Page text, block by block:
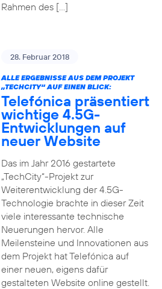
Rahmen des […]
28. Februar 2018
ALLE ERGEBNISSE AUS DEM PROJEKT
„TECHCITY“ AUF EINEN BLICK:
Telefónica präsentiert
wichtige 4.5G-
Entwicklungen auf
neuer Website
Das im Jahr 2016 gestartete
„TechCity“-Projekt zur
Weiterentwicklung der 4.5G-
Technologie brachte in dieser Zeit
viele interessante technische
Neuerungen hervor. Alle
Meilensteine und Innovationen aus
dem Projekt hat Telefónica auf
einer neuen, eigens dafür
gestalteten Website online gestellt.